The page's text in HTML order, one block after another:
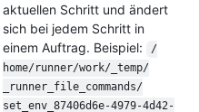
aktuellen Schritt und ändert
sich bei jedem Schritt in
einem Auftrag. Beispiel:
/
home/runner/work/ _temp/
_runner_file_ commands/
set_env_87406d6e-4979-4d42-